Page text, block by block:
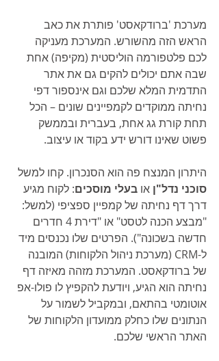
מערכת 'ברודקאסט' פותרת את כאב
הראש הזה מהשורש. המערכת מעניקה
לכם פלטפורמה הוליסטית (מקיפה) אחת
שבה אתם יכולים להקים גם את אתר
התדמית המלא שלכם וגם אינספור דפי
נחיתה ממוקדים לקמפיינים שונים – הכל
תחת קורת גג אחת, בעברית ובממשק
פשוט שאינו דורש ידע בקוד או עיצוב.
היתרון המנצח פה הוא הסנכרון. קחו למשל
סוכני נדל"ן או בעלי מוסכים: לקוח מגיע
דרך דף נחיתה של קמפיין ספציפי (למשל:
"מבצע הכנה לטסט" או "דירת 4 חדרים
חדשה בשכונה"). הפרטים שלו נכנסים מיד
ל-CRM (מערכת ניהול הלקוחות) המובנה
של ברודקאסט. המערכת מזהה מאיזה דף
נחיתה הוא הגיע, ויודעת להקפיץ לו פולו-אפ
אוטומטי בהתאם, ובמקביל לשמור על
הנתונים שלו כחלק ממועדון הלקוחות של
האתר הראשי שלכם.